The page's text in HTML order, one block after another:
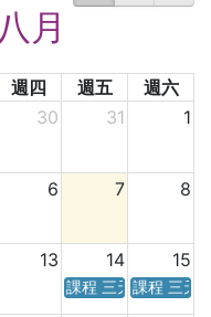
月
週四 週五
週六
30 31 1
6 7 8
13 14 15
課程 三天／六天 時
課程 三天